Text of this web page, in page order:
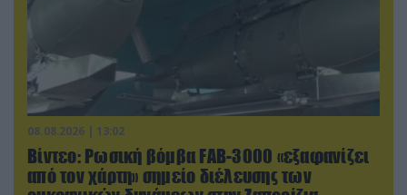
08.08.2026 | 13:02
Βίντεο: Ρωσική βόμβα FAB-3000 «εξαφανίζει
από τον χάρτη» σημείο διέλευσης των